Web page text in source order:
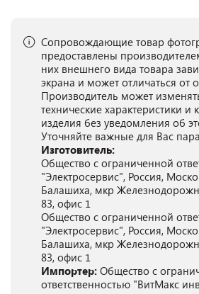
Сопровождающие товар
предоставлены
них внешнего вида товара
экрана и может отличаться от
Производитель может
технические характеристики
изделия без уведомления об
Уточняйте важные для Вас
Изготовитель:
Общество с ограниченной
"Электросервис", Россия,
Балашиха, мкр
83, офис 1
Общество с ограниченной
"Электросервис", Россия,
Балашиха, мкр
83, офис 1
Импортер: Общество с
ответственностью "ВитМакс